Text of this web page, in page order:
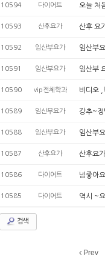
10594 다이어트 오늘 처
10593 산후요가 산후 요
10592 임산부요가 임산부
10591 임산부요가 임산부
10590 vip전체학과 비디오 ,
10589 임산부요가 강추~정
10588 임산부요가 임산부
10587 산후요가 산후요가
10586 다이어트 넘좋아
10585 다이어트 역시 ~
검색
Prev